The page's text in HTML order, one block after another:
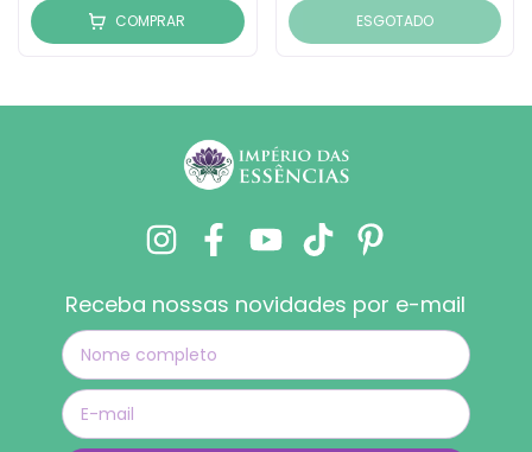
COMPRAR ESGOTADO
Receba nossas novidades por e-mail